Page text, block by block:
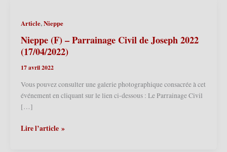
Article,Nieppe
Nieppe (F) – Parrainage Civil de Joseph 2022
(17/04/2022)
17 avril 2022
Vous pouvez consulter une galerie photographique consacrée à cet
événement en cliquant sur le lien ci-dessous : Le Parrainage Civil
[…]
Nieppe
Lire l’article »